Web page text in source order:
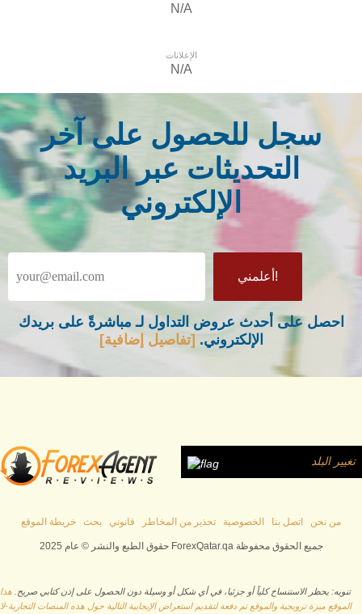
N/A
الإعلانات
N/A
سجل للحصول على آخر
التحديثات عبر البريد
الإلكتروني
احصل على أحدث عروض التداول لـ مباشرةً على بريدك
الإلكتروني. [تفاصيل إضافية]
تغيير البلد
من نحن اتصل بنا الخصوصية تحذير من المخاطر قانوني بحث خريطة الموقع
حقوق الطبع والنشر © عام 2025 ForexQatar.qa جميع الحقوق محفوظة
تنويه: يحظر الاستنساخ كلياً أو جزئيا، في أي شكل أو وسيلة دون الحصول على إذن كتابي صريح. هذا
الموقع ميزة ترويجية والموقع تم دفعة لتقديم استعراض الإيجابية التالية حول هذه المنصات التجارية-لا